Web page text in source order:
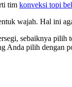
tim konveksi topi
wajah. Hal ini
sebaiknya
pilih dengan